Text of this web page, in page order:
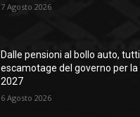
7 Agosto 2026
Dalle pensioni al bollo auto,
escamotage del governo per
2027
6 Agosto 2026